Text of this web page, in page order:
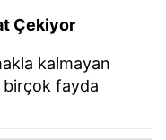
Çekiyor
kalmayan
birçok fayda